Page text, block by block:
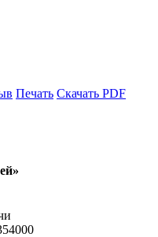
Печать Скачать PDF